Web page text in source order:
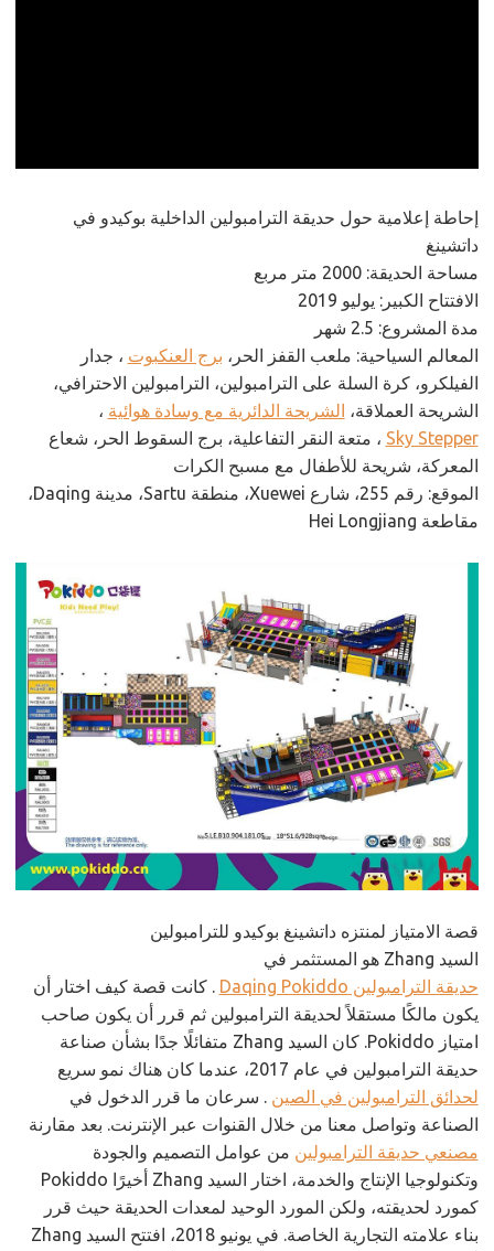
إحاطة إعلامية حول حديقة الترامبولين الداخلية بوكيدو في
داتشينغ
مساحة الحديقة: 2000 متر مربع
الافتتاح الكبير: يوليو 2019
مدة المشروع: 2.5 شهر
المعالم السياحية: ملعب القفز الحر، برج العنكبوت ، جدار
الفيلكرو، كرة السلة على الترامبولين، الترامبولين الاحترافي،
الشريحة العملاقة، الشريحة الدائرية مع وسادة هوائية ،
Sky Stepper ، متعة النقر التفاعلية، برج السقوط الحر، شعاع
المعركة، شريحة للأطفال مع مسبح الكرات
الموقع: رقم 255، شارع Xuewei، منطقة Sartu، مدينة Daqing،
مقاطعة Hei Longjiang
قصة الامتياز لمنتزه داتشينغ بوكيدو للترامبولين
السيد Zhang هو المستثمر في
حديقة الترامبولين Daqing Pokiddo
. كانت قصة كيف اختار أن
يكون مالكًا مستقلاً لحديقة الترامبولين ثم قرر أن يكون صاحب
امتياز Pokiddo. كان السيد Zhang متفائلًا جدًا بشأن صناعة
حديقة الترامبولين في عام 2017، عندما كان هناك نمو سريع
لحدائق الترامبولين في الصين . سرعان ما قرر الدخول في
الصناعة وتواصل معنا من خلال القنوات عبر الإنترنت. بعد مقارنة
مصنعي حديقة الترامبولين من عوامل التصميم والجودة
وتكنولوجيا الإنتاج والخدمة، اختار السيد Zhang أخيرًا Pokiddo
كمورد لحديقته، ولكن المورد الوحيد لمعدات الحديقة حيث قرر
بناء علامته التجارية الخاصة. في يونيو 2018، افتتح السيد Zhang